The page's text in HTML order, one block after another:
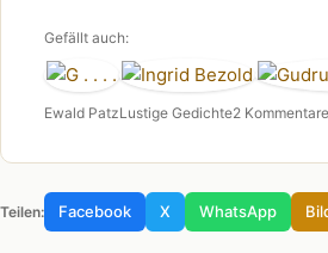
Gefällt auch:
Ewald PatzLustige Gedichte2 Kommentare
Teilen: Facebook X WhatsApp